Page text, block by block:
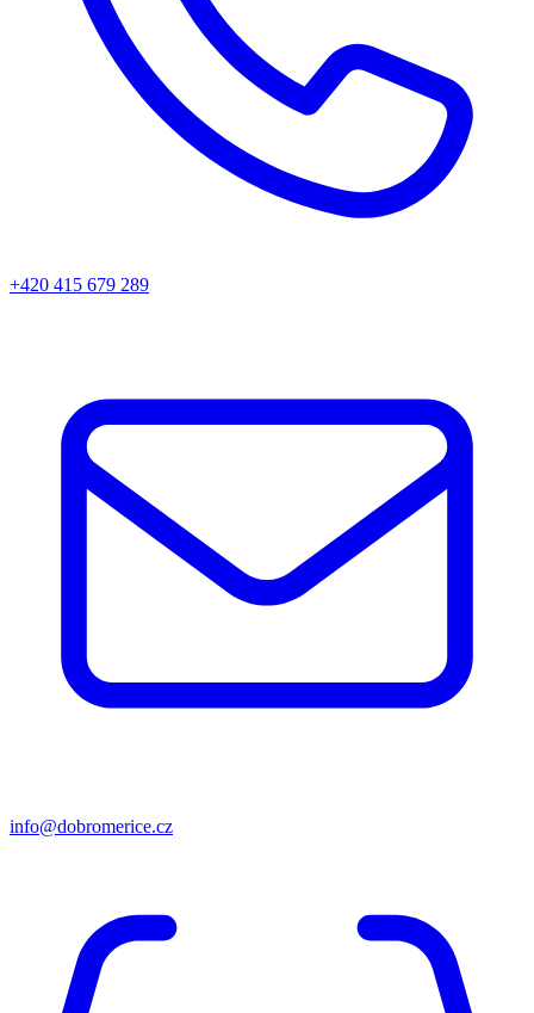
+420 415 679 289
info@dobromerice.cz